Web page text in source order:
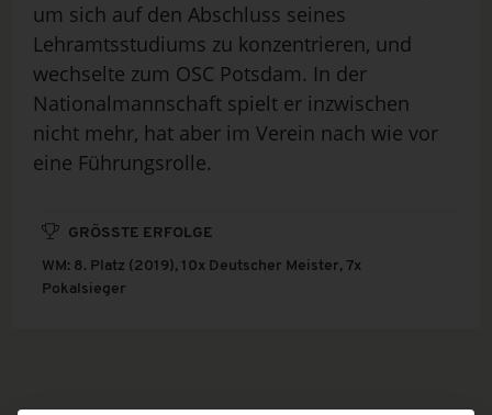
um sich auf den Abschluss seines
Lehramtsstudiums zu konzentrieren, und
wechselte zum OSC Potsdam. In der
Nationalmannschaft spielt er inzwischen
nicht mehr, hat aber im Verein nach wie vor
eine Führungsrolle.
GRÖSSTE ERFOLGE
WM: 8. Platz (2019), 10x Deutscher Meister, 7x
Pokalsieger